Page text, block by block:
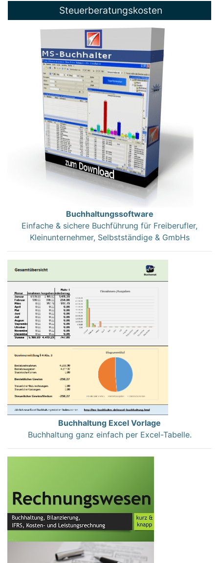
Steuerberatungskosten
Buchhaltungssoftware
Einfache & sichere Buchführung für Freiberufler,
Kleinunternehmer, Selbstständige & GmbHs
Buchhaltung Excel Vorlage
Buchhaltung ganz einfach per Excel-Tabelle.